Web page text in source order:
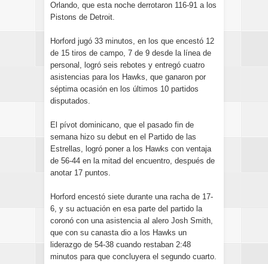
Orlando, que esta noche derrotaron 116-91 a los
Pistons de Detroit.
Horford jugó 33 minutos, en los que encestó 12
de 15 tiros de campo, 7 de 9 desde la línea de
personal, logró seis rebotes y entregó cuatro
asistencias para los Hawks, que ganaron por
séptima ocasión en los últimos 10 partidos
disputados.
El pívot dominicano, que el pasado fin de
semana hizo su debut en el Partido de las
Estrellas, logró poner a los Hawks con ventaja
de 56-44 en la mitad del encuentro, después de
anotar 17 puntos.
Horford encestó siete durante una racha de 17-
6, y su actuación en esa parte del partido la
coronó con una asistencia al alero Josh Smith,
que con su canasta dio a los Hawks un
liderazgo de 54-38 cuando restaban 2:48
minutos para que concluyera el segundo cuarto.